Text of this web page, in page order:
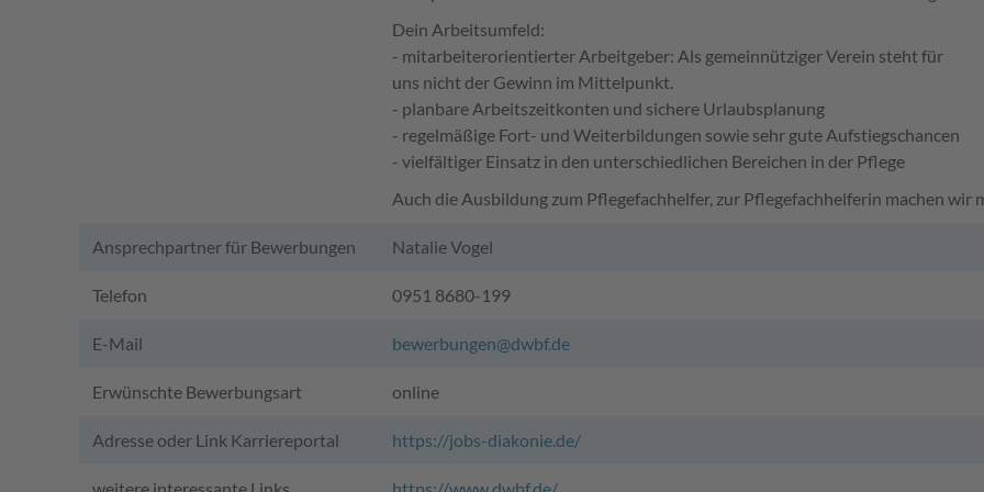
Dein Arbeitsumfeld:
- mitarbeiterorientierter Arbeitgeber: Als gemeinnütziger Verein steht für
uns nicht der Gewinn im Mittelpunkt.
- planbare Arbeitszeitkonten und sichere Urlaubsplanung
- regelmäßige Fort- und Weiterbildungen sowie sehr gute Aufstiegschancen
- vielfältiger Einsatz in den unterschiedlichen Bereichen in der Pflege
Auch die Ausbildung zum Pflegefachhelfer, zur Pflegefachhelferin machen wir
Ansprechpartner für Bewerbungen Natalie Vogel
Telefon 0951 8680-199
E-Mail bewerbungen@dwbf.de
Erwünschte Bewerbungsart online
Adresse oder Link Karriereportal https://jobs-diakonie.de/